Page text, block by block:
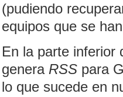
(pudiendo
equipos que se
En la parte inferior
genera RSS para
lo que sucede en